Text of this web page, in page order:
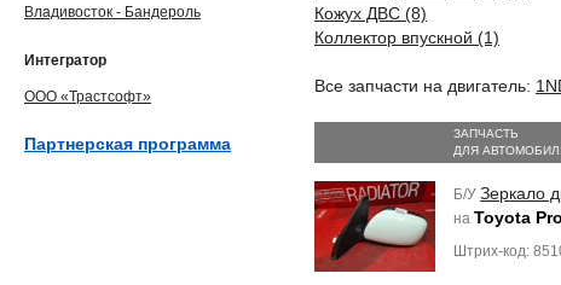
Кожух ДВС (8)
Коллектор впускной (1)
Все запчасти на двигатель:
ЗАПЧАСТЬ
ДЛЯ
Б/У Зеркало
на Toyota
Штрих-код:
Владивосток - Бандероль
Интегратор
ООО «Трастсофт»
Партнерская программа